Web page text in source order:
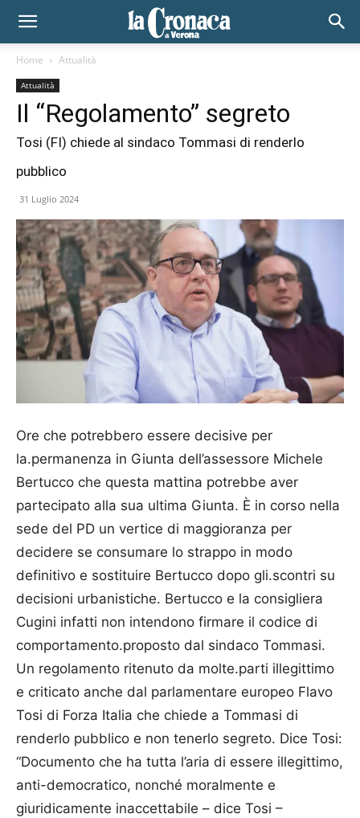
Home Attualità
Attualità
Il “Regolamento” segreto
Tosi (FI) chiede al sindaco Tommasi di renderlo
pubblico
31 Luglio 2024
Ore che potrebbero essere decisive per
la.permanenza in Giunta dell’assessore Michele
Bertucco che questa mattina potrebbe aver
partecipato alla sua ultima Giunta. È in corso nella
sede del PD un vertice di maggioranza per
decidere se consumare lo strappo in modo
definitivo e sostituire Bertucco dopo gli.scontri su
decisioni urbanistiche. Bertucco e la consigliera
Cugini infatti non intendono firmare il codice di
comportamento.proposto dal sindaco Tommasi.
Un regolamento ritenuto da molte.parti illegittimo
e criticato anche dal parlamentare europeo Flavo
Tosi di Forza Italia che chiede a Tommasi di
renderlo pubblico e non tenerlo segreto. Dice Tosi:
“Documento che ha tutta l’aria di essere illegittimo,
anti-democratico, nonché moralmente e
giuridicamente inaccettabile – dice Tosi –